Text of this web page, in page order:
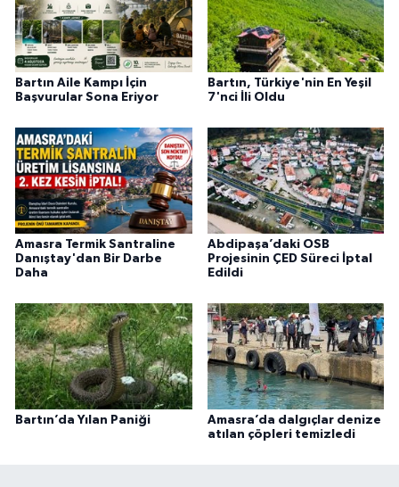
Bartın Aile Kampı İçin
Başvurular Sona Eriyor
Bartın, Türkiye'nin En Yeşil
7'nci İli Oldu
Amasra Termik Santraline
Danıştay'dan Bir Darbe
Daha
Abdipaşa’daki OSB
Projesinin ÇED Süreci İptal
Edildi
Bartın’da Yılan Paniği
Amasra’da dalgıçlar denize
atılan çöpleri temizledi